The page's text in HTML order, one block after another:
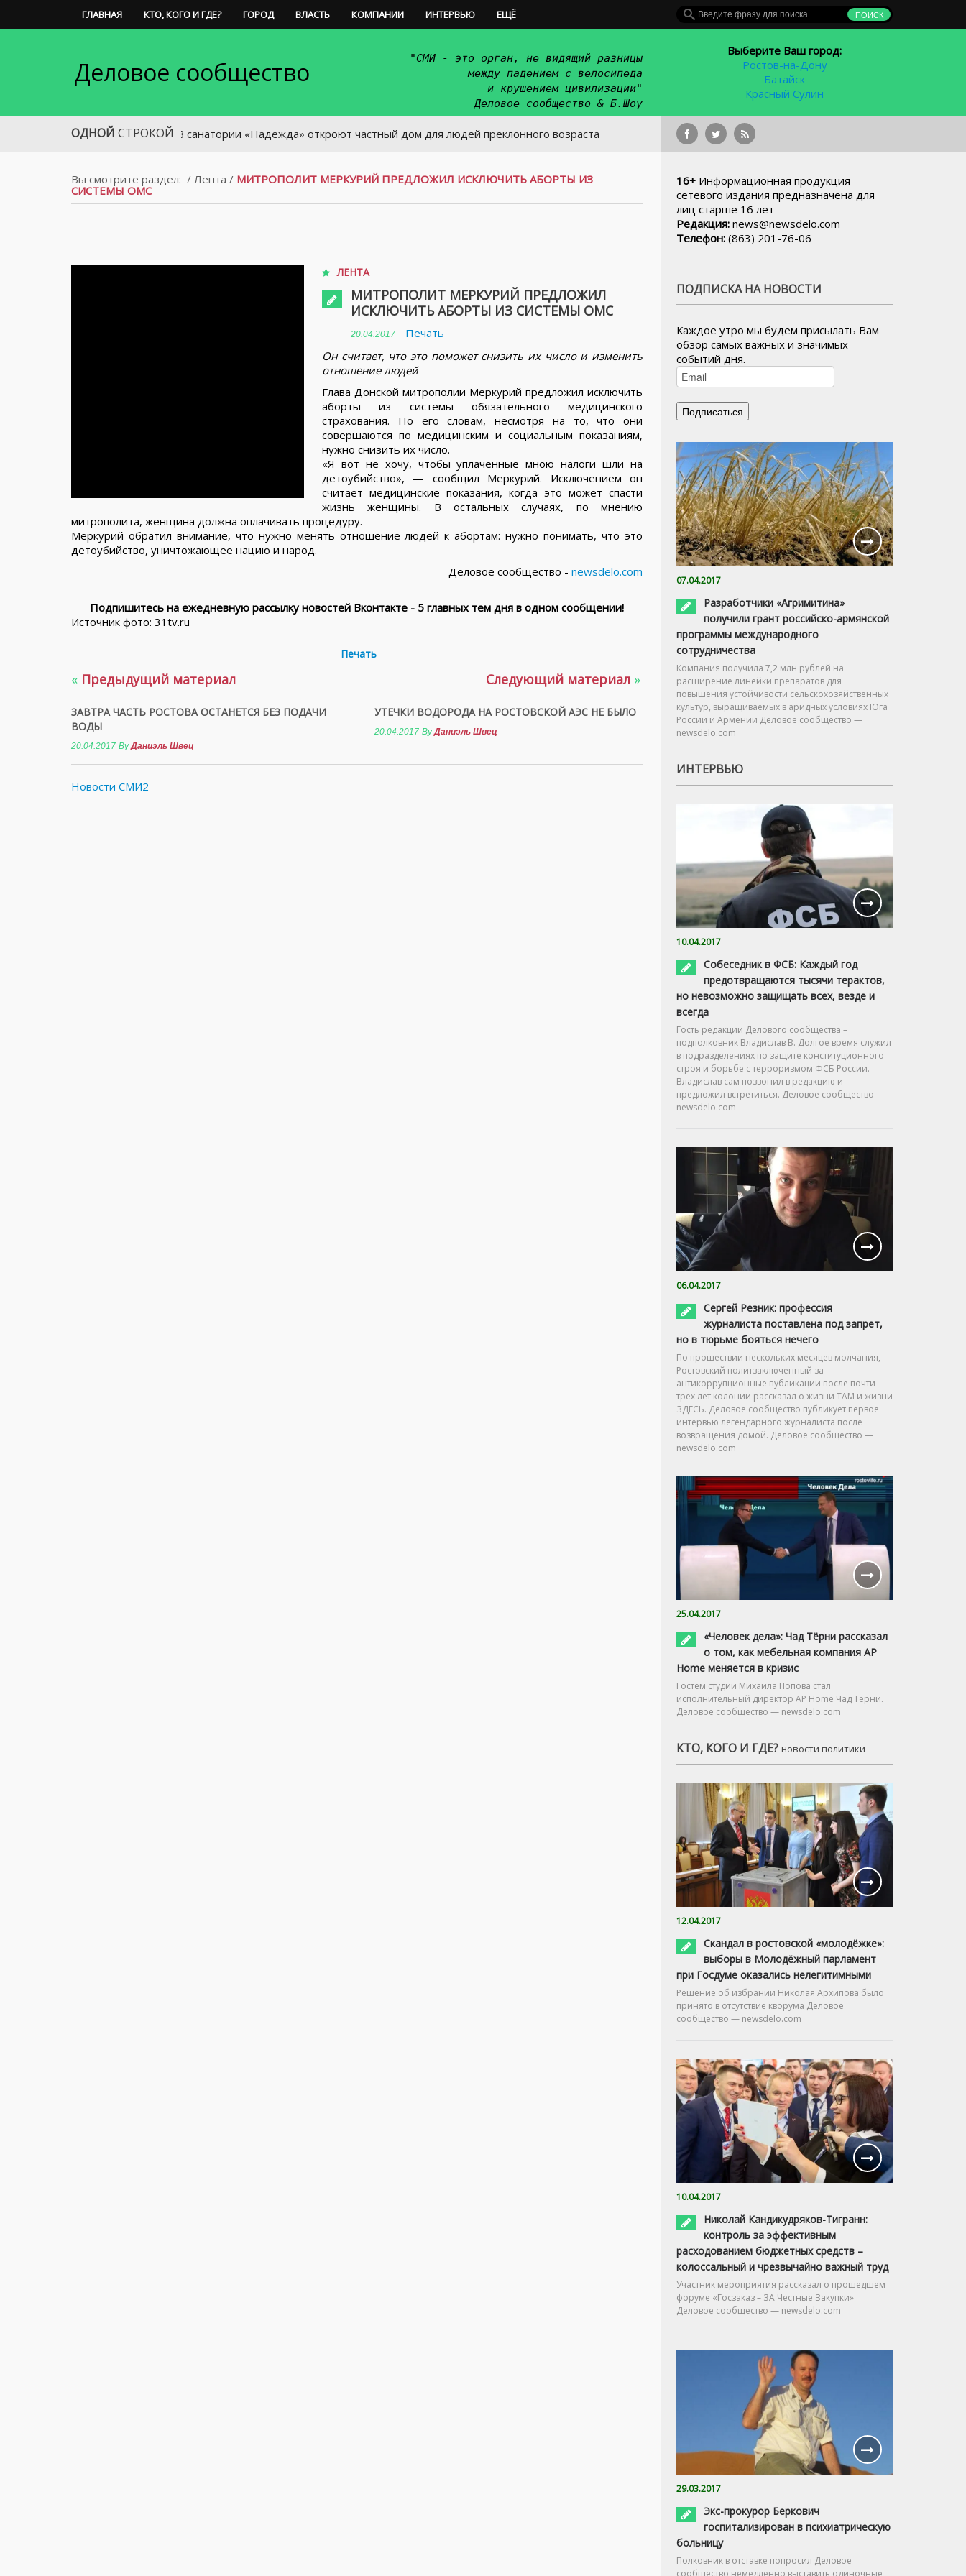
ГЛАВНАЯ КТО, КОГО И ГДЕ? ГОРОД ВЛАСТЬ КОМПАНИИ ИНТЕРВЬЮ ЕЩЁ
Деловое сообщество
"СМИ - это орган, не видящий разницы
между падением с велосипеда
и крушением цивилизации"
Деловое сообщество & Б.Шоу
Выберите Ваш город:
Ростов-на-Дону
Батайск
Красный Сулин
ОДНОЙ СТРОКОЙ
В санатории «Надежда» откроют частный дом для людей преклонного возраста
Вы смотрите раздел: / Лента / МИТРОПОЛИТ МЕРКУРИЙ ПРЕДЛОЖИЛ ИСКЛЮЧИТЬ АБОРТЫ ИЗ
СИСТЕМЫ ОМС
ЛЕНТА
МИТРОПОЛИТ МЕРКУРИЙ ПРЕДЛОЖИЛ
ИСКЛЮЧИТЬ АБОРТЫ ИЗ СИСТЕМЫ ОМС
20.04.2017
Печать
Он считает, что это поможет снизить их число и изменить
отношение людей
Глава Донской митрополии Меркурий предложил исключить
аборты из системы обязательного медицинского
страхования. По его словам, несмотря на то, что они
совершаются по медицинским и социальным показаниям,
нужно снизить их число.
«Я вот не хочу, чтобы уплаченные мною налоги шли на
детоубийство», — сообщил Меркурий. Исключением он
считает медицинские показания, когда это может спасти
жизнь женщины. В остальных случаях, по мнению
митрополита, женщина должна оплачивать процедуру.
Меркурий обратил внимание, что нужно менять отношение людей к абортам: нужно понимать, что это
детоубийство, уничтожающее нацию и народ.
Деловое сообщество - newsdelo.com
Подпишитесь на ежедневную рассылку новостей Вконтакте - 5 главных тем дня в одном сообщении!
Источник фото: 31tv.ru
Печать
« Предыдущий материал
ЗАВТРА ЧАСТЬ РОСТОВА ОСТАНЕТСЯ БЕЗ ПОДАЧИ
ВОДЫ
20.04.2017 ByДаниэль Швец
Следующий материал »
УТЕЧКИ ВОДОРОДА НА РОСТОВСКОЙ АЭС НЕ БЫЛО
20.04.2017 ByДаниэль Швец
Новости СМИ2
16+ Информационная продукция
сетевого издания предназначена для
лиц старше 16 лет
Редакция: news@newsdelo.com
Телефон: (863) 201-76-06
ПОДПИСКА НА НОВОСТИ
Каждое утро мы будем присылать Вам
обзор самых важных и значимых
событий дня.
07.04.2017
Разработчики «Агримитина»
получили грант российско-армянской
программы международного
сотрудничества
Компания получила 7,2 млн рублей на
расширение линейки препаратов для
повышения устойчивости сельскохозяйственных
культур, выращиваемых в аридных условиях Юга
России и Армении Деловое сообщество —
newsdelo.com
ИНТЕРВЬЮ
10.04.2017
Собеседник в ФСБ: Каждый год
предотвращаются тысячи терактов,
но невозможно защищать всех, везде и
всегда
Гость редакции Делового сообщества –
подполковник Владислав В. Долгое время служил
в подразделениях по защите конституционного
строя и борьбе с терроризмом ФСБ России.
Владислав сам позвонил в редакцию и
предложил встретиться. Деловое сообщество —
newsdelo.com
06.04.2017
Сергей Резник: профессия
журналиста поставлена под запрет,
но в тюрьме бояться нечего
По прошествии нескольких месяцев молчания,
Ростовский политзаключенный за
антикоррупционные публикации после почти
трех лет колонии рассказал о жизни ТАМ и жизни
ЗДЕСЬ. Деловое сообщество публикует первое
интервью легендарного журналиста после
возвращения домой. Деловое сообщество —
newsdelo.com
25.04.2017
«Человек дела»: Чад Тёрни рассказал
о том, как мебельная компания AP
Home меняется в кризис
Гостем студии Михаила Попова стал
исполнительный директор AP Home Чад Тёрни.
Деловое сообщество — newsdelo.com
КТО, КОГО И ГДЕ? новости политики
12.04.2017
Скандал в ростовской «молодёжке»:
выборы в Молодёжный парламент
при Госдуме оказались нелегитимными
Решение об избрании Николая Архипова было
принято в отсутствие кворума Деловое
сообщество — newsdelo.com
10.04.2017
Николай Кандикудряков-Тигранн:
контроль за эффективным
расходованием бюджетных средств –
колоссальный и чрезвычайно важный труд
Участник мероприятия рассказал о прошедшем
форуме «Госзаказ – ЗА Честные Закупки»
Деловое сообщество — newsdelo.com
29.03.2017
Экс-прокурор Беркович
госпитализирован в психиатрическую
больницу
Полковник в отставке попросил Деловое
сообщество немедленно выставить одиночные